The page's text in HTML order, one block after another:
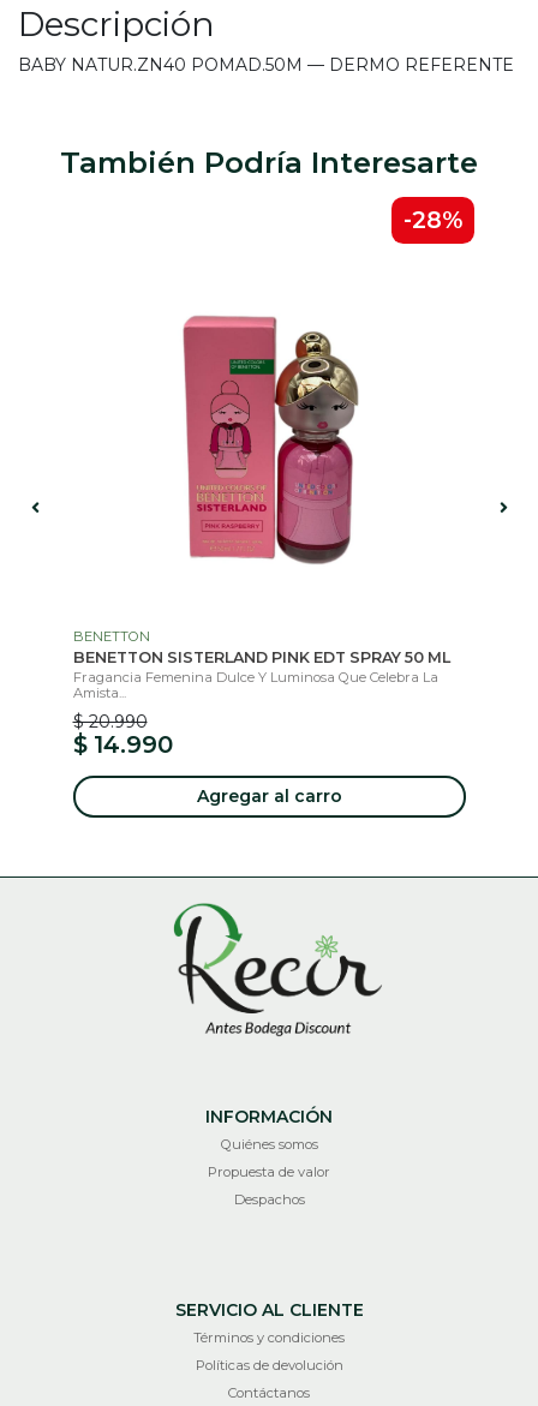
Descripción
BABY NATUR.ZN40 POMAD.50M — DERMO REFERENTE
También Podría Interesarte
-28%
BENETTON
BENETTON SISTERLAND PINK EDT SPRAY 50 ML
Fragancia Femenina Dulce Y Luminosa Que Celebra La
Amista...
$ 20.990
$ 14.990
Agregar al carro
INFORMACIÓN
Quiénes somos
Propuesta de valor
Despachos
SERVICIO AL CLIENTE
Términos y condiciones
Políticas de devolución
Contáctanos